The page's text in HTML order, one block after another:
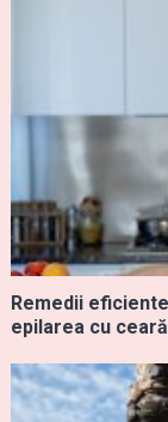
Remedii
epilarea cu ceară